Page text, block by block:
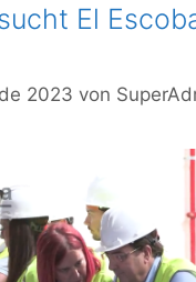
El
2023 von